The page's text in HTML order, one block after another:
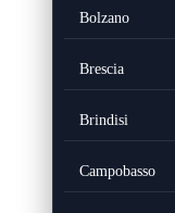
Bolzano
Brescia
Brindisi
Campobasso